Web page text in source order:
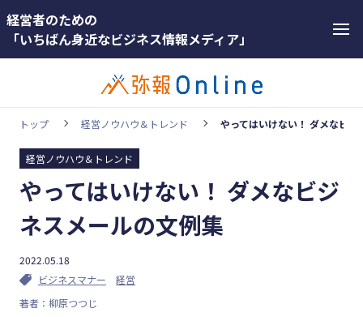
経営者のための
「いちばん身近なビジネス情報メディア」
カテゴリー
顧客獲得・売上アップ
人材（採用・育成・定着）
事業成長・経営力アップ
経営ノウハウ＆トレンド
ホットワー
#インボ
イス
#インボ
イス制度
トップ 経営ノウハウ＆トレンド やってはいけない！ ダメなビジ
経営ノウハウ＆トレンド
やってはいけない！ ダメなビジ
ネスメールの文例集
2022.05.18
ビジネスマナー
経営
著者：柳原つつじ